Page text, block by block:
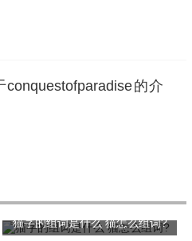
的介
猫字的组词是什么 猫怎么组词?